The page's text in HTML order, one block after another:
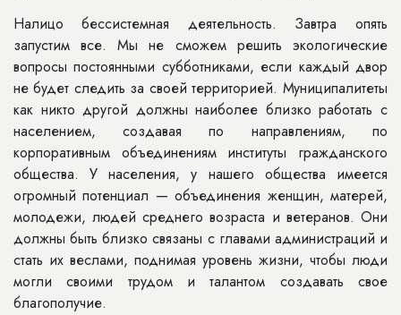
Налицо бессистемная деятельность. Завтра опять
запустим все. Мы не смо­жем решить экологические
вопросы по­стоянными субботниками, если каждый двор
не будет следить за своей террито­рией. Муниципалитеты
как никто дру­гой должны наиболее близко работать с
населением, создавая по направлени­ям, по
корпоративным объединениям институты гражданского
общества. У населения, у нашего общества имеется
огромный потенциал — объединения женщин, матерей,
молодежи, людей среднего возраста и ветеранов. Они
должны быть близко связаны с глава­ми администраций и
стать их веслами, поднимая уровень жизни, чтобы люди
могли своими трудом и талантом соз­давать свое
благополучие.